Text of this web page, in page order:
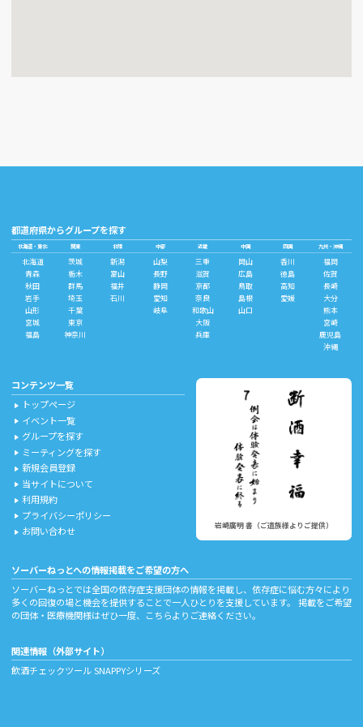
都道府県からグループを探す
北海道・東北
北海道
青森
秋田
岩手
山形
宮城
福島
関東
茨城
栃木
群馬
埼玉
千葉
東京
神奈川
北陸
新潟
富山
福井
石川
中部
山梨
長野
静岡
愛知
岐阜
近畿
三重
滋賀
京都
奈良
和歌山
大阪
兵庫
中国
岡山
広島
鳥取
島根
山口
四国
香川
徳島
高知
愛媛
九州・沖縄
福岡
佐賀
長崎
大分
熊本
宮崎
鹿児島
沖縄
コンテンツ一覧
play_arrow トップページ
play_arrow イベント一覧
play_arrow グループを探す
play_arrow ミーティングを探す
play_arrow 新規会員登録
play_arrow 当サイトについて
play_arrow 利用規約
play_arrow プライバシーポリシー
play_arrow お問い合わせ 岩崎廣明 書（ご遺族様よりご提供）
ソーバーねっとへの情報掲載をご希望の方へ
ソーバーねっとでは全国の依存症支援団体の情報を掲載し、依存症に悩む方々により
多くの回復の場と機会を提供することで一人ひとりを支援しています。 掲載をご希望
の団体・医療機関様はぜひ一度、
こちらよりご連絡ください。
関連情報（外部サイト）
飲酒チェックツールSNAPPYシリーズ